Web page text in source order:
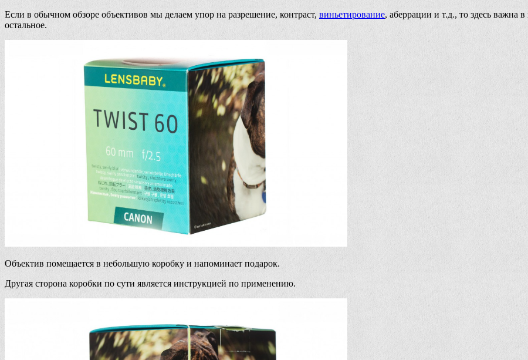
Если в обычном обзоре объективов мы делаем упор на разрешение, контраст, виньетирование, аберрации и т.д., то здесь важна
остальное.
Объектив помещается в небольшую коробку и напоминает подарок.
Другая сторона коробки по сути является инструкцией по применению.